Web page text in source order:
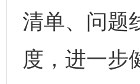
清单、问题
度，进一步